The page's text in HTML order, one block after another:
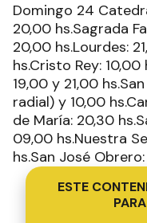
Domingo 24
20,00 hs.Sagrada
20,00 hs.Lourdes:
hs.Cristo Rey: 10,00
19,00 y 21,00
radial) y 10,00
de María: 20,30
09,00 hs.Nuestra
hs.San José
ESTE